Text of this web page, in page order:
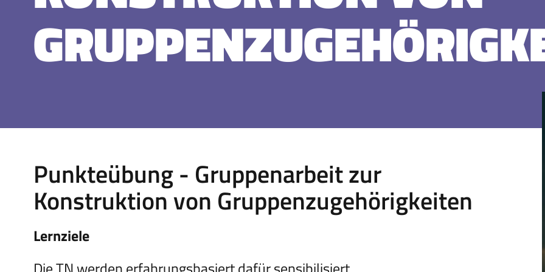
Punkteübung - Gruppenarbeit zur
Konstruktion von Gruppenzugehörigkeiten
Lernziele